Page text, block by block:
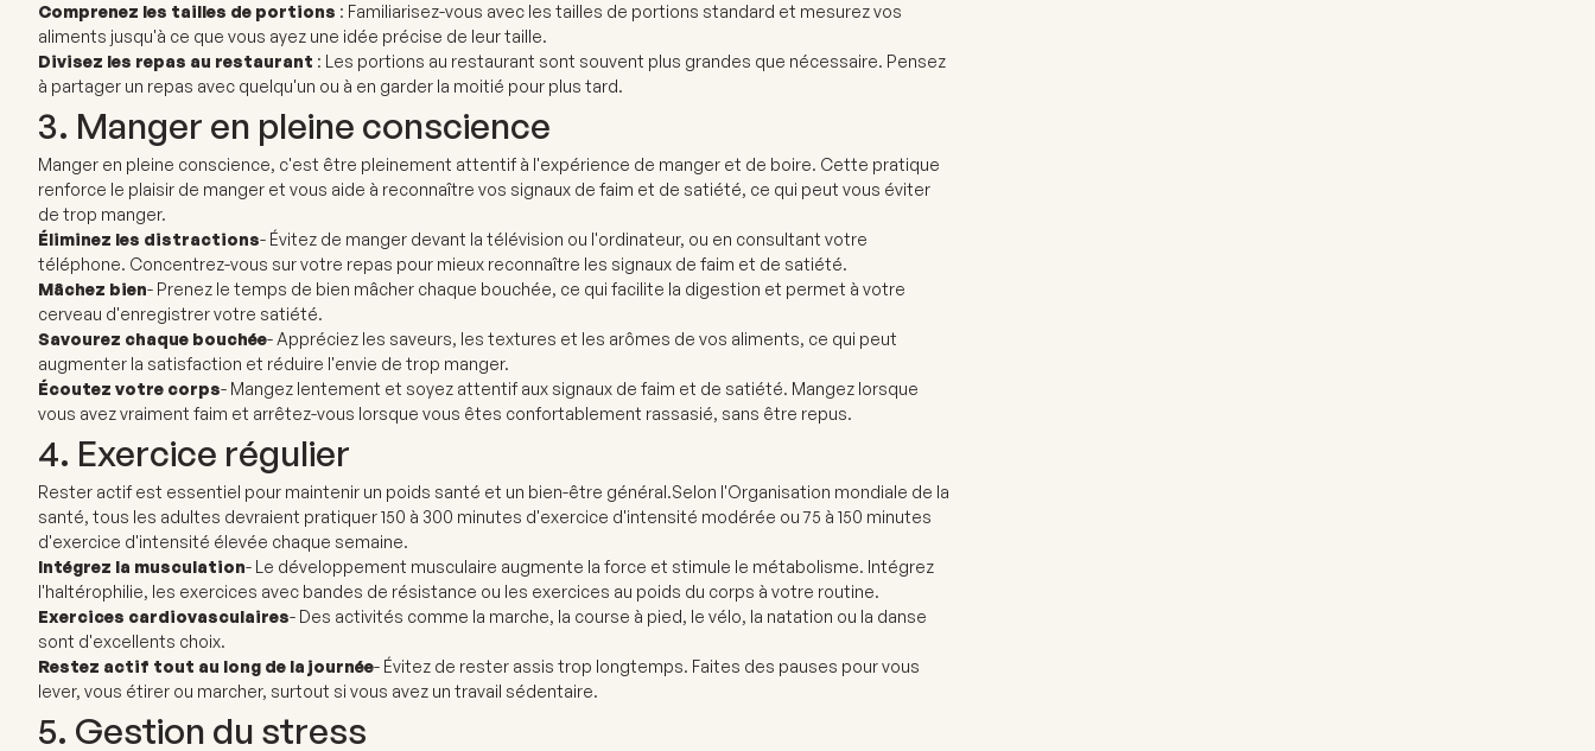
Comprenez les tailles de portions : Familiarisez-vous avec les tailles de portions standard et mesurez vos
aliments jusqu'à ce que vous ayez une idée précise de leur taille.
Divisez les repas au restaurant : Les portions au restaurant sont souvent plus grandes que nécessaire. Pensez
à partager un repas avec quelqu'un ou à en garder la moitié pour plus tard.
3. Manger en pleine conscience
Manger en pleine conscience, c'est être pleinement attentif à l'expérience de manger et de boire. Cette pratique
renforce le plaisir de manger et vous aide à reconnaître vos signaux de faim et de satiété, ce qui peut vous éviter
de trop manger.
Éliminez les distractions- Évitez de manger devant la télévision ou l'ordinateur, ou en consultant votre
téléphone. Concentrez-vous sur votre repas pour mieux reconnaître les signaux de faim et de satiété.
Mâchez bien- Prenez le temps de bien mâcher chaque bouchée, ce qui facilite la digestion et permet à votre
cerveau d'enregistrer votre satiété.
Savourez chaque bouchée- Appréciez les saveurs, les textures et les arômes de vos aliments, ce qui peut
augmenter la satisfaction et réduire l'envie de trop manger.
Écoutez votre corps- Mangez lentement et soyez attentif aux signaux de faim et de satiété. Mangez lorsque
vous avez vraiment faim et arrêtez-vous lorsque vous êtes confortablement rassasié, sans être repus.
4. Exercice régulier
Rester actif est essentiel pour maintenir un poids santé et un bien-être général.Selon l'Organisation mondiale de la
santé, tous les adultes devraient pratiquer 150 à 300 minutes d'exercice d'intensité modérée ou 75 à 150 minutes
d'exercice d'intensité élevée chaque semaine.
Intégrez la musculation- Le développement musculaire augmente la force et stimule le métabolisme. Intégrez
l'haltérophilie, les exercices avec bandes de résistance ou les exercices au poids du corps à votre routine.
Exercices cardiovasculaires- Des activités comme la marche, la course à pied, le vélo, la natation ou la danse
sont d'excellents choix.
Restez actif tout au long de la journée- Évitez de rester assis trop longtemps. Faites des pauses pour vous
lever, vous étirer ou marcher, surtout si vous avez un travail sédentaire.
5. Gestion du stress